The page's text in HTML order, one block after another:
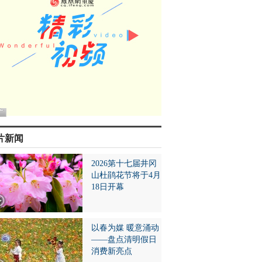
新闻
2026第十七届井冈
山杜鹃花节将于4月
18日开幕
以春为媒 暖意涌动
——盘点清明假日
消费新亮点